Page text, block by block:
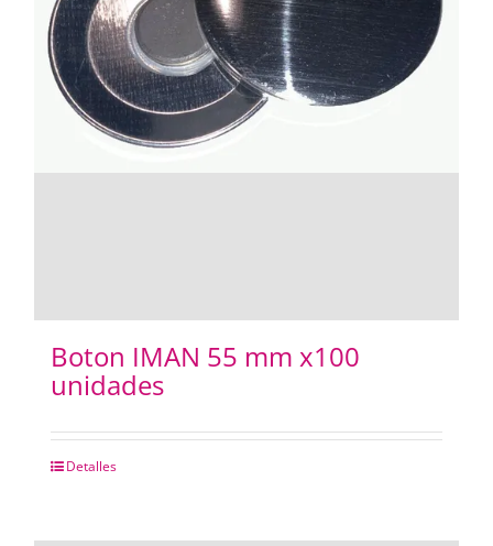
Boton IMAN 55 mm x100
unidades
Detalles